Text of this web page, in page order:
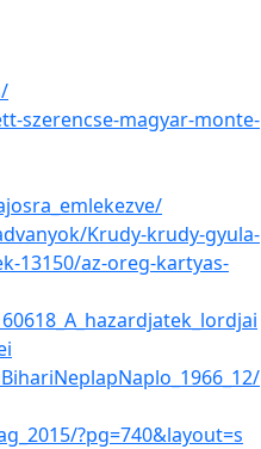
szerencse-magyar-monte-
Krudy-krudy-gyula-
13150/az-oreg-kartyas-
?pg=740&layout=s